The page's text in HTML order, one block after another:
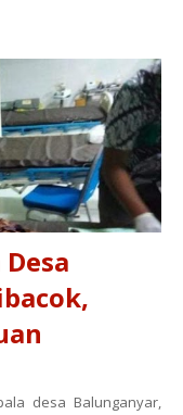
desa Balunganyar,